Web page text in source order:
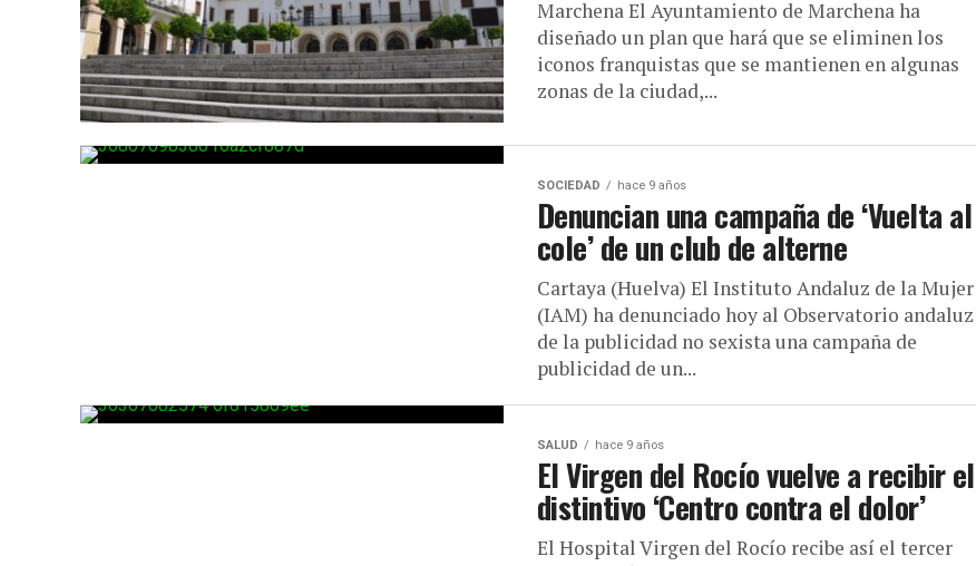
Marchena El Ayuntamiento de Marchena ha
diseñado un plan que hará que se eliminen los
iconos franquistas que se mantienen en algunas
zonas de la ciudad,...
SOCIEDAD hace 9 años
Denuncian una campaña de ‘Vuelta al
cole’ de un club de alterne
Cartaya (Huelva) El Instituto Andaluz de la Mujer
(IAM) ha denunciado hoy al Observatorio andaluz
de la publicidad no sexista una campaña de
publicidad de un...
SALUD hace 9 años
El Virgen del Rocío vuelve a recibir el
distintivo ‘Centro contra el dolor’
El Hospital Virgen del Rocío recibe así el tercer